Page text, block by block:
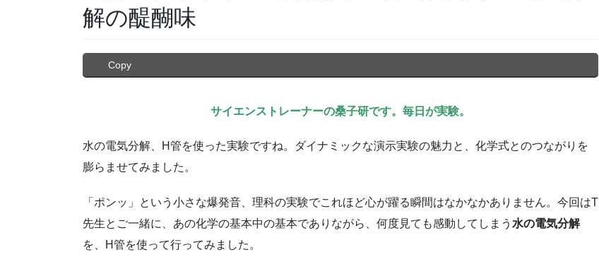
解の醍醐味
Copy
サイエンストレーナーの桑子研です。毎日が実験。
水の電気分解、H管を使った実験ですね。ダイナミックな演示実験の魅力と、化学式とのつながりを
膨らませてみました。
「ポンッ」という小さな爆発音、理科の実験でこれほど心が躍る瞬間はなかなかありません。今回はT
先生とご一緒に、あの化学の基本中の基本でありながら、何度見ても感動してしまう 水の電気分解
を、H管を使って行ってみました。